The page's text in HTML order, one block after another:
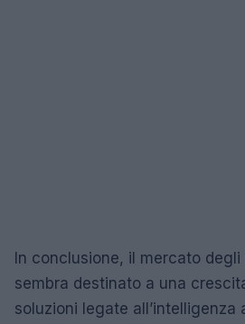
In conclusione, il mercato
sembra destinato a una
soluzioni legate all’intelligenza